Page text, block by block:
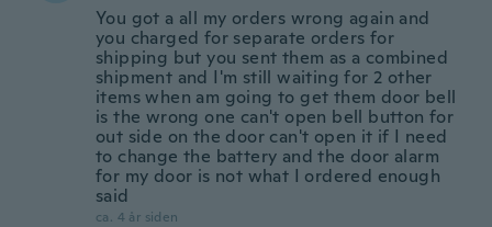
You got a all my orders wrong again and
you charged for separate orders for
shipping but you sent them as a combined
shipment and I'm still waiting for 2 other
items when am going to get them door bell
is the wrong one can't open bell button for
out side on the door can't open it if I need
to change the battery and the door alarm
for my door is not what I ordered enough
said
ca. 4 år siden